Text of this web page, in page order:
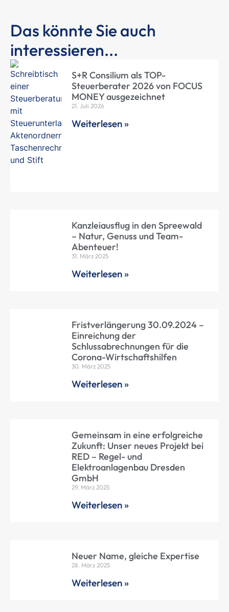
Das könnte Sie auch
interessieren...
S+R Consilium als TOP-
Steuerberater 2026 von FOCUS
MONEY ausgezeichnet
21. Juli 2026
Weiterlesen »
Kanzleiausflug in den Spreewald
– Natur, Genuss und Team-
Abenteuer!
31. März 2025
Weiterlesen »
Fristverlängerung 30.09.2024 –
Einreichung der
Schlussabrechnungen für die
Corona-Wirtschaftshilfen
30. März 2025
Weiterlesen »
Gemeinsam in eine erfolgreiche
Zukunft: Unser neues Projekt bei
RED – Regel- und
Elektroanlagenbau Dresden
GmbH
29. März 2025
Weiterlesen »
Neuer Name, gleiche Expertise
28. März 2025
Weiterlesen »